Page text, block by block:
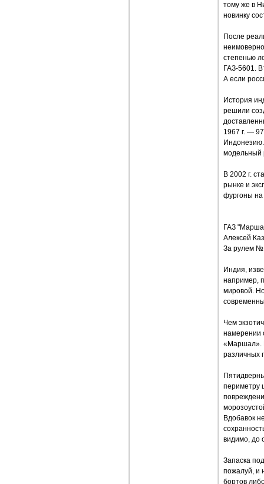
тому же в
новинку
После
степенью
ГАЗ-5601.
А если
История
решили
1967 г. —
модельный
В 2002 г.
рынке и
фургоны на
ГАЗ
Алексей
За рулем
Индия,
например,
мировой.
Чем
намерении
«Маршал».
различных
периметру
Вдобавок
видимо, до
Запаска
пожалуй, и
бортов